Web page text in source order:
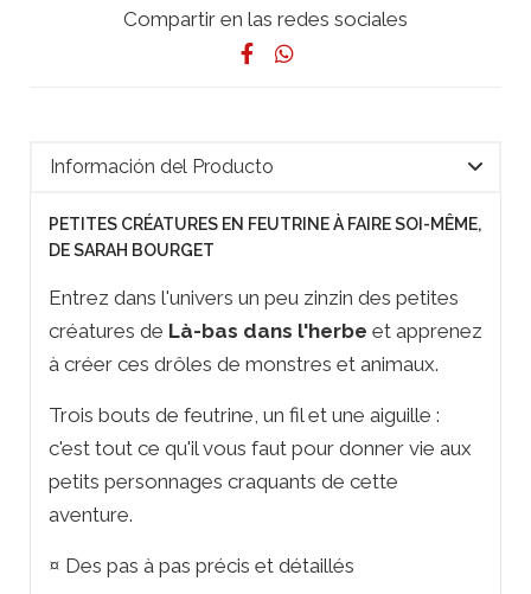
Compartir en las redes sociales
Información del Producto
PETITES CRÉATURES EN FEUTRINE À FAIRE SOI-MÊME,
DE SARAH BOURGET
Entrez dans l'univers un peu zinzin des petites
créatures de Là-bas dans l'herbe et apprenez
à créer ces drôles de monstres et animaux.
Trois bouts de feutrine, un fil et une aiguille :
c'est tout ce qu'il vous faut pour donner vie aux
petits personnages craquants de cette
aventure.
¤ Des pas à pas précis et détaillés